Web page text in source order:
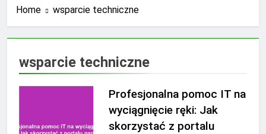
Home wsparcie techniczne
wsparcie techniczne
Profesjonalna pomoc IT na
wyciągnięcie ręki: Jak
skorzystać z portalu